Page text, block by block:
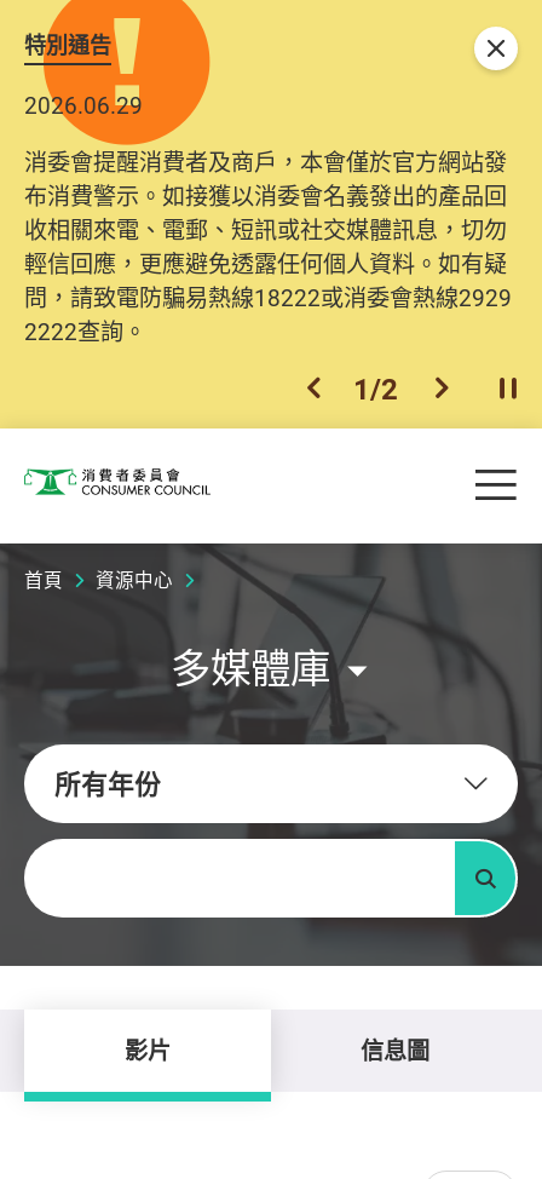
特別通告
2026.06.29
消委會提醒消費者及商戶，本會僅於官方網站發
布消費警示。如接獲以消委會名義發出的產品回
收相關來電、電郵、短訊或社交媒體訊息，切勿
輕信回應，更應避免透露任何個人資料。如有疑
問，請致電防騙易熱線18222或消委會熱線2929
2222查詢。
2025.10.31
為提升使用者體驗及網絡安全，本會的投訴處理
系統已經進行升級及推出新功能。由2025年11月
10日起，消費者需要提供基本聯絡資料（包括姓
名、電郵及電話）註冊帳戶，才可提交投訴、查
詢及建議。所有提交紀錄將清晰整合於帳戶中，
方便日後作出跟進。
上一個
2/2 下一個開
關閉
消費者委員會 目
首頁 資源中心
多媒體庫
所有年份
關鍵字
搜尋
影片 信息圖